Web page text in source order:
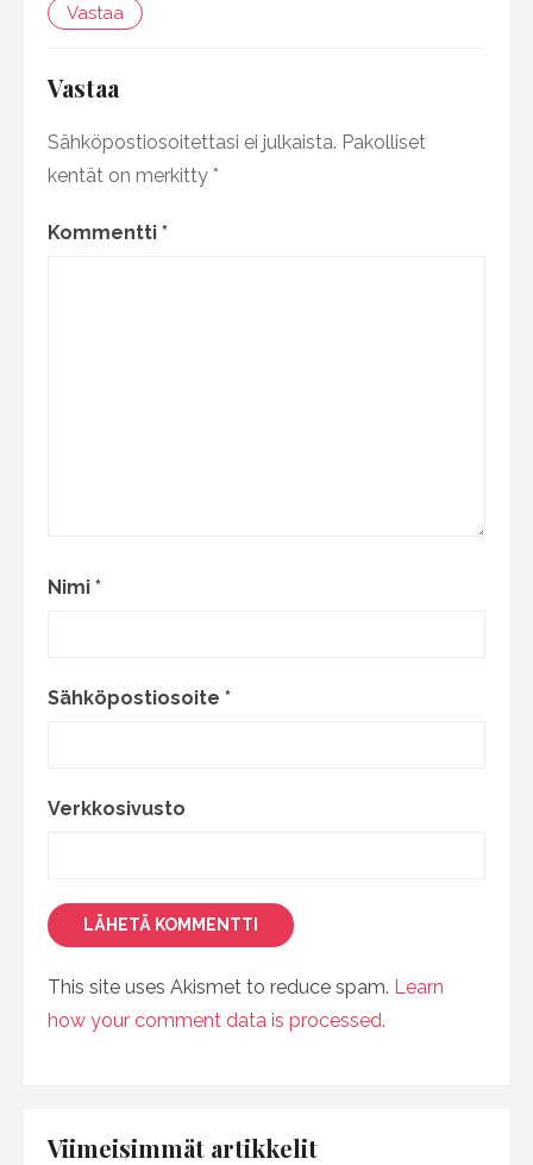
Vastaa
Vastaa
Sähköpostiosoitettasi ei julkaista. Pakolliset
kentät on merkitty *
Kommentti *
Nimi *
Sähköpostiosoite *
Verkkosivusto
This site uses Akismet to reduce spam. Learn
how your comment data is processed.
Viimeisimmät artikkelit